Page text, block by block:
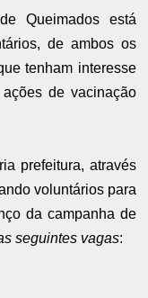
Queimados está
de ambos os
tenham interesse
de vacinação
prefeitura, através
voluntários para
da campanha de
seguintes vagas: